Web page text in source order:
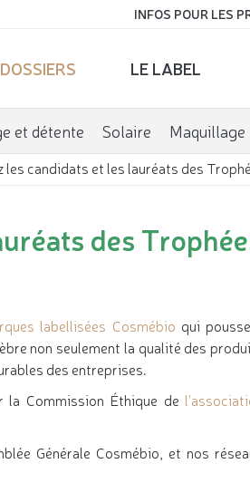
INFOS POUR LES
LE LABEL
et détente Solaire Maquillage
les candidats et les lauréats des
des
labellisées Cosmébio qui
non seulement la qualité des
des entreprises.
Commission Éthique de
Générale Cosmébio, et nos